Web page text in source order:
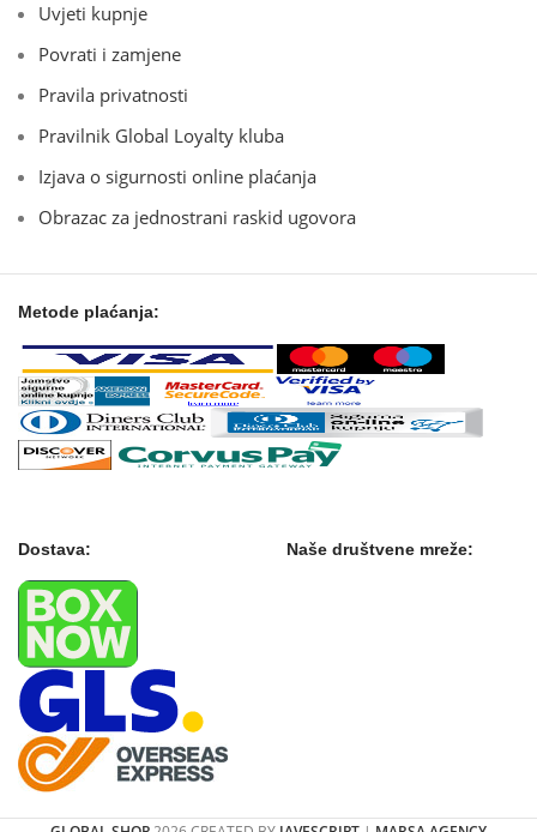
Uvjeti kupnje
Povrati i zamjene
Pravila privatnosti
Pravilnik Global Loyalty kluba
Izjava o sigurnosti online plaćanja
Obrazac za jednostrani raskid ugovora
Metode plaćanja:
Dostava: Naše društvene mreže: